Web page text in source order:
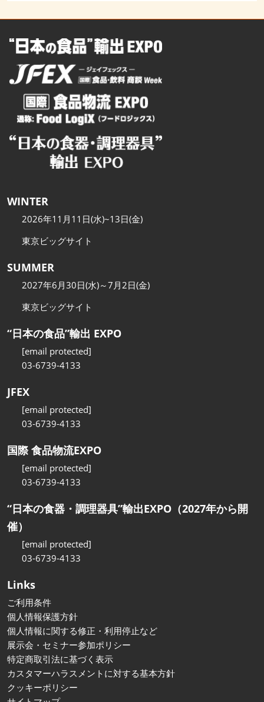
WINTER
2026年11月11日(水)~13日(金)
東京ビッグサイト
SUMMER
2027年6月30日(水)～7月2日(金)
東京ビッグサイト
“日本の食品”輸出 EXPO
[email protected]
03-6739-4133
JFEX
[email protected]
03-6739-4133
国際 食品物流EXPO
[email protected]
03-6739-4133
“日本の食器・調理器具”輸出EXPO（2027年から開
催）
[email protected]
03-6739-4133
Links
ご利用条件
個人情報保護方針
個人情報に関する修正・利用停止など
展示会・セミナー参加ポリシー
特定商取引法に基づく表示
カスタマーハラスメントに対する基本方針
クッキーポリシー